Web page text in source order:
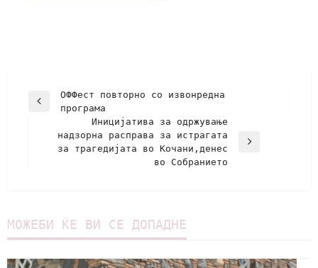
ОФФест повторно со извонредна
програма
Иницијатива за одржување
надзорна расправа за истрагата
за трагедијата во Кочани,денес
во Собранието
МОЖЕБИ ЌЕ ВИ СЕ ДОПАДНЕ